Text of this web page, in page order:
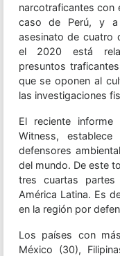
narcotraficantes con
caso de Perú, y a
asesinato de cuatro
el 2020 está
presuntos
que se oponen al
las investigaciones
El reciente informe
Witness,
defensores
del mundo. De este
tres cuartas
América Latina. Es
en la región por
Los países con
México (30),